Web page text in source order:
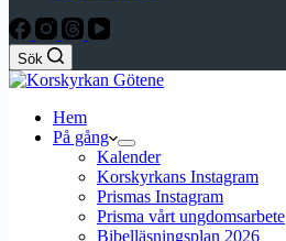
Sök
Hem
På gång
Kalender
Korskyrkans Instagram
Prismas Instagram
Prisma vårt ungdomsarbete
Bibelläsningsplan 2026